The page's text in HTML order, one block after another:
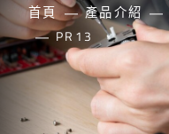
首頁 產品介紹
PR13